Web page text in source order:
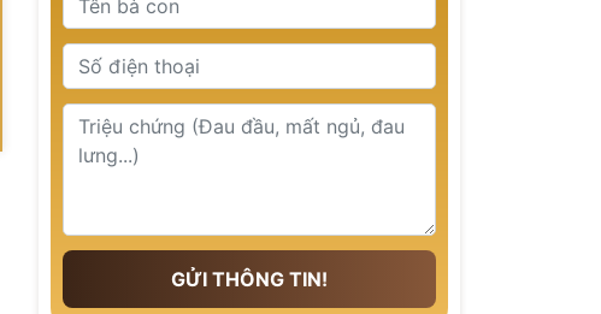
GỬI THÔNG TIN!